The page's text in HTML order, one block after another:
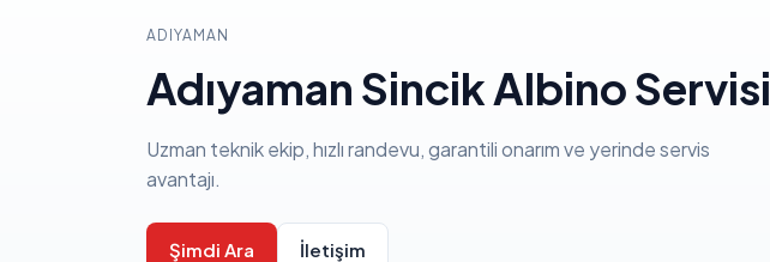
ADIYAMAN
Adıyaman Sincik Albino Servisi
Uzman teknik ekip, hızlı randevu, garantili onarım ve yerinde servis
avantajı.
Şimdi Ara İletişim